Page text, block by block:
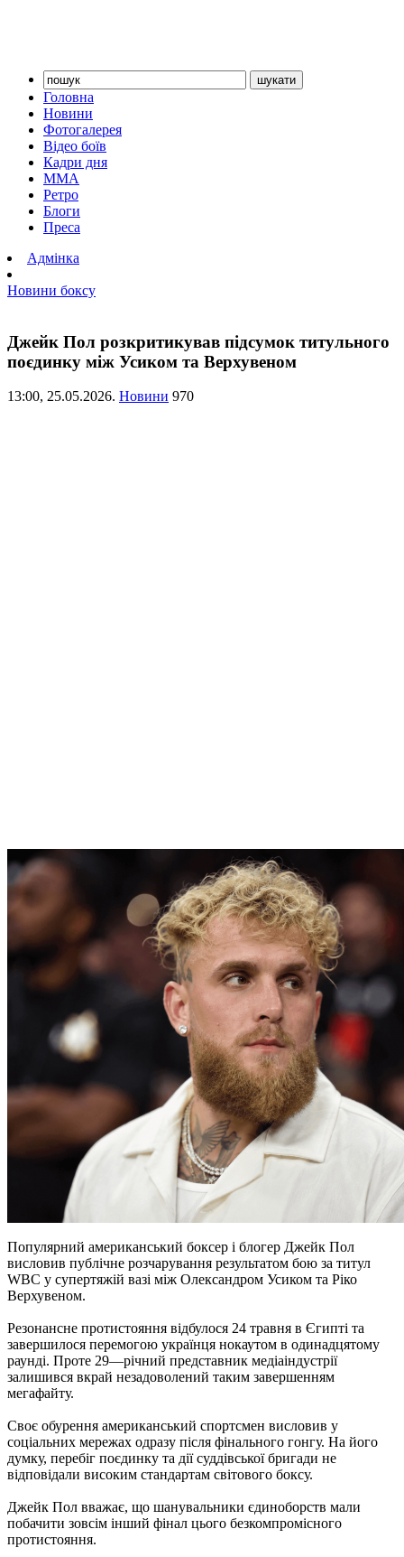
Головна
Новини
Фотогалерея
Відео боїв
Кадри дня
ММА
Ретро
Блоги
Преса
Адмінка
Новини боксу
Джейк Пол розкритикував підсумок титульного
поєдинку між Усиком та Верхувеном
13:00, 25.05.2026. Новини 970
Популярний американський боксер і блогер Джейк Пол
висловив публічне розчарування результатом бою за титул
WBC у супертяжій вазі між Олександром Усиком та Ріко
Верхувеном.
Резонансне протистояння відбулося 24 травня в Єгипті та
завершилося перемогою українця нокаутом в одинадцятому
раунді. Проте 29—річний представник медіаіндустрії
залишився вкрай незадоволений таким завершенням
мегафайту.
Своє обурення американський спортсмен висловив у
соціальних мережах одразу після фінального гонгу. На його
думку, перебіг поєдинку та дії суддівської бригади не
відповідали високим стандартам світового боксу.
Джейк Пол вважає, що шанувальники єдиноборств мали
побачити зовсім інший фінал цього безкомпромісного
протистояння.